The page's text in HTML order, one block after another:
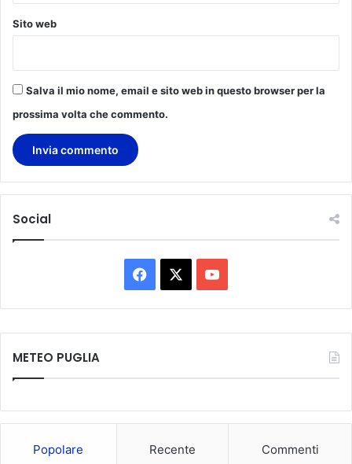
Sito web
Salva il mio nome, email e sito web in questo browser per la
prossima volta che commento.
Social
a
c
o
u
METEO PUGLIA
Popolare Recente Commenti